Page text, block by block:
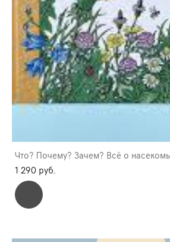
Что? Почему? Зачем? Всё о
1 290 pуб.